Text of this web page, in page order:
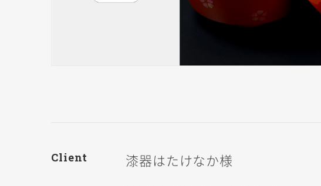
Client 漆器はたけなか様